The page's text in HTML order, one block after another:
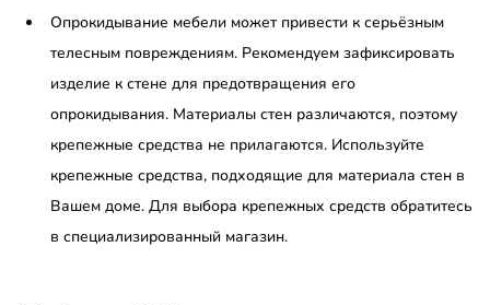
Опрокидывание мебели может привести к серьёзным
телесным повреждениям. Рекомендуем зафиксировать
изделие к стене для предотвращения его
опрокидывания. Материалы стен различаются, поэтому
крепежные средства не прилагаются. Используйте
крепежные средства, подходящие для материала стен в
Вашем доме. Для выбора крепежных средств обратитесь
в специализированный магазин.